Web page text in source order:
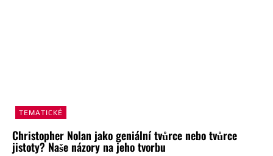
TEMATICKÉ
Christopher Nolan jako geniální tvůrce nebo tvůrce
jistoty? Naše názory na jeho tvorbu